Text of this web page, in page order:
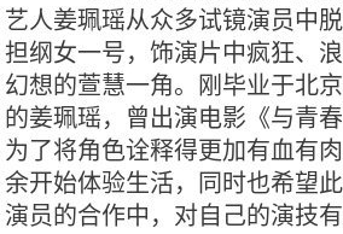
艺人姜珮瑶从众多试镜演员中
担纲女一号，饰演片中疯狂、
幻想的萱慧一角。刚毕业于北
的姜珮瑶，曾出演电影《与青春
为了将角色诠释得更加有血有
余开始体验生活，同时也希望
演员的合作中，对自己的演技有